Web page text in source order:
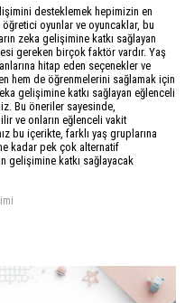
desteklemek hepimizin en
oyunlar ve oyuncaklar, bu
zeka gelişimine katkı sağlayan
gereken birçok faktör vardır. Yaş
hitap eden seçenekler ve
hem de öğrenmelerini sağlamak için
gelişimine katkı sağlayan eğlenceli
Bu öneriler sayesinde,
ve onların eğlenceli vakit
bu içerikte, farklı yaş gruplarına
kadar pek çok alternatif
gelişimine katkı sağlayacak